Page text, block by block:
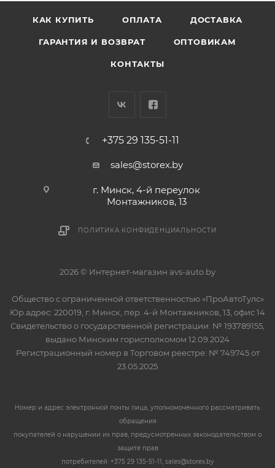
КАК КУПИТЬ ОПЛАТА ДОСТАВКА
ГАРАНТИЯ И ВОЗВРАТ ОПТОВИКАМ
КОНТАКТЫ
+375 29 135-51-11
sales@storex.by
г. Минск, 4-й переулок
Монтажников, 13
ПОЛИТИКА КОНФИДЕНЦИАЛЬНОСТИ
2026 © Интернет-магазин avs-auto.by
Общество с ограниченной ответственностью «ПроАвтоТулс»
Юр.адрес: 220019, г. Минск, пер. 4-й Монтажников, 13, офис 14
Свидетельство о государственной регистрации: № 193789155,
выдано Минским горисполкомом 12.09.2024
Регистрационный номер в Торговом реестре: № 749745 от
23.05.2025
Номер и адрес электронной почты лица, уполномоченного рассматривать
обращения
покупателей о нарушении их прав, предусмотренных законодательством о
защите прав
потребителей: +375 29 135-51-11, sales@storex.by